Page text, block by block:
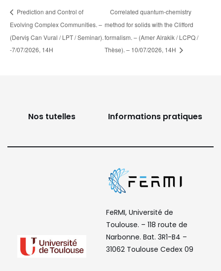
Prediction and Control of
Evolving Complex Communities. –
(Derviş Can Vural / LPT / Seminar).
-7/07/2026, 14H
Correlated quantum-chemistry
method for solids with the Clifford
formalism. – (Amer Alrakik / LCPQ /
Thèse). – 10/07/2026, 14H
Nos tutelles Informations pratiques
FeRMI, Université de
Toulouse. – 118 route de
Narbonne. Bat. 3R1-B4 –
31062 Toulouse Cedex 09